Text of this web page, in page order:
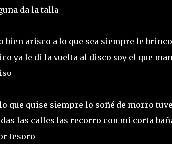
da la talla
bien arisco a lo que sea siempre le
ya le di la vuelta al disco soy el que
que quise siempre lo soñé de morro
las calles las recorro con mi corta
tesoro